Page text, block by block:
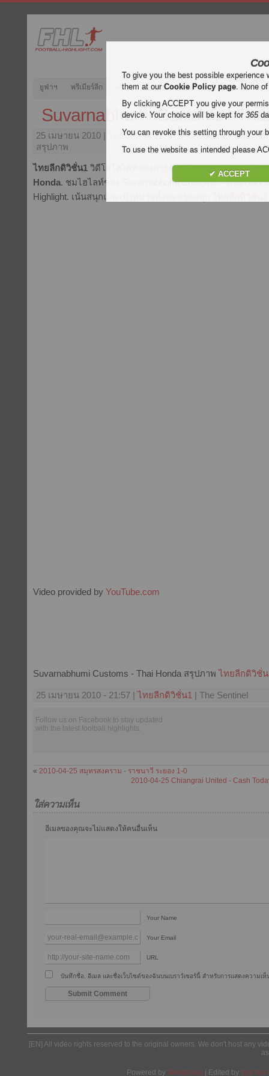
ยูฟ่าฯ พรีเมียร์ลีก ลาลีกา กัลโช่ บุนเดสลีกา ลีกเอิง ยู
Suvarnabhumi Customs -
25 เมษายน 2010 | ไทยลีกดิวิชั่น1 | Suvarnabhumi Customs
สรุปภาพ
ไทยลีกดิวิชั่น1 วิดีโอไฮไลท์ของการจับคู่Suvarnabhumi
Honda. ชมไฮไลท์ของ Suvarnabhumi Customs - Thai
Highlight. เน้นสนุกและเป้าหมายทั้งหมดของทุก
Video provided by YouTube.com
Suvarnabhumi Customs - Thai Honda สรุปภาพไทยลีกดิวิชั่
25 เมษายน 2010 - 21:57 |ไทยลีกดิวิชั่น1 | The Sentinel
Follow us on Facebook to stay updated
with the latest football highlights.
« 2010-04-25 สมุทรสงคราม - ราชนาวี ระยอง 1-0
2010-04-25 Chiangrai United - Cash
ใส่ความเห็น
อีเมลของคุณจะไม่แสดงให้คนอื่นเห็น
Your Name
Your Email
URL
บันทึกชื่อ, อีเมล และชื่อเว็บไซต์ของฉันบนเบราว์เซอร์นี้ สำหรับการแสดงความเห็
[EN] All video rights reserved to the original owners. We don't host any
Powered by Wordpress | Edited by Yes We
To give you the best possible
them at ourCookie Policy page. None
By clicking ACCEPT you give your
device. Your choice will be kept for365
You can revoke this setting through your
To use the website as intended please
✔ ACCEPT